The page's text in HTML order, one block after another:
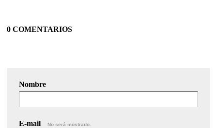
0 COMENTARIOS
Nombre
E-mail No será mostrado.